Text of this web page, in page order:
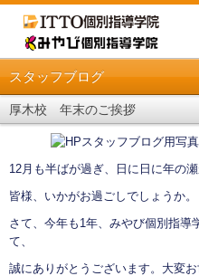
スタッフブログ
厚木校 年末のご挨拶
12月も半ばが過ぎ、日に日に年の
皆様、いかがお過ごしでしょうか。
さて、今年も1年、みやび個別指
て、
誠にありがとうございます。大変お